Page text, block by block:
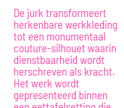
De jurk transformeert
herkenbare werkkleding
tot een monumentaal
couture-silhouet waarin
dienstbaarheid wordt
herschreven als kracht.
Het werk wordt
gepresenteerd binnen